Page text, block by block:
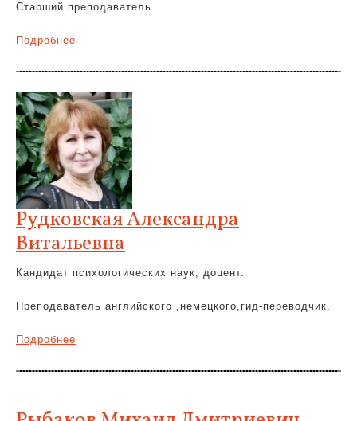
Старший преподаватель.
Подробнее
Рудковская Александра
Витальевна
Кандидат психологических наук, доцент.
Преподаватель английского ,немецкого,гид-переводчик.
Подробнее